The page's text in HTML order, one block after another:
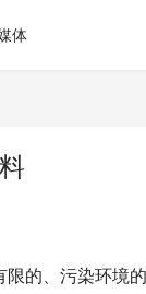
体
的、污染环境